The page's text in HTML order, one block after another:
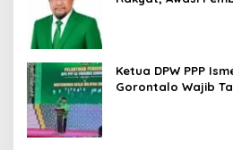
Ketua DPW PPP
Gorontalo Wajib